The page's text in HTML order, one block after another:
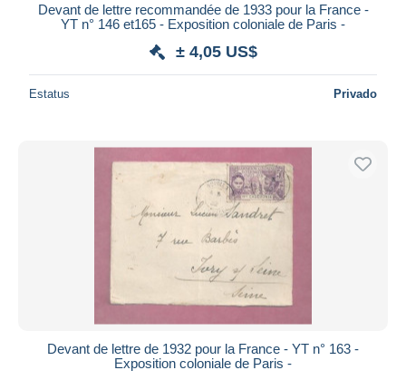
Devant de lettre recommandée de 1933 pour la France -
YT n° 146 et165 - Exposition coloniale de Paris -
± 4,05 US$
Estatus Privado
Devant de lettre de 1932 pour la France - YT n° 163 -
Exposition coloniale de Paris -